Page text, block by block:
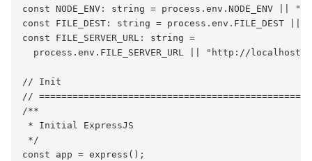
const NODE_ENV: string = process.env.NODE_ENV ||
const FILE_DEST: string = process.env.FILE_DEST ||
const FILE_SERVER_URL: string =
process.env.FILE_SERVER_URL || "http://
// Init
//
/**
* Initial ExpressJS
*/
const app = express();